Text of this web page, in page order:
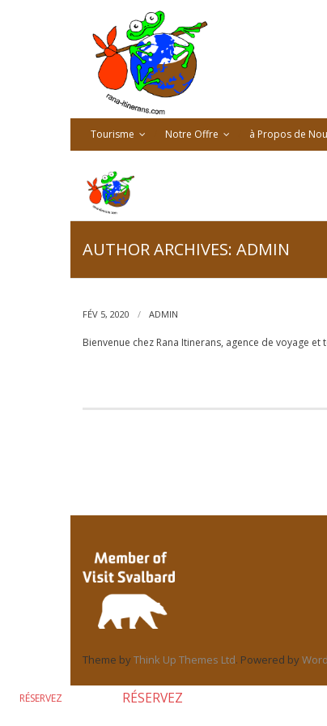
content
Tourisme Notre Offre à Propos de
AUTHOR ARCHIVES: ADMIN
FÉV 5, 2020 ADMIN
Bienvenue chez Rana Itinerans, agence de voyage
Theme byThink Up Themes Ltd. Powered by
RÉSERVEZ RÉSERVEZ